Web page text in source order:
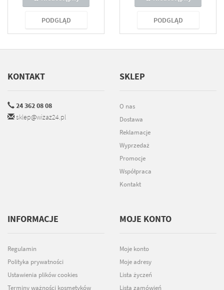
PODGLĄD PODGLĄD
KONTAKT
24 362 08 08
sklep@wizaz24.pl
SKLEP
O nas
Dostawa
Reklamacje
Wyprzedaż
Promocje
Współpraca
Kontakt
INFORMACJE
Regulamin
Polityka prywatności
Ustawienia plików cookies
Terminy ważności kosmetyków
MOJE KONTO
Moje konto
Moje adresy
Lista życzeń
Lista zamówień